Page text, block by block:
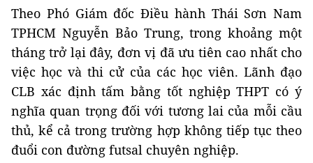
Theo Phó Giám đốc Điều hành Thái Sơn Nam
TPHCM Nguyễn Bảo Trung, trong khoảng một
tháng trở lại đây, đơn vị đã ưu tiên cao nhất cho
việc học và thi cử của các học viên. Lãnh đạo
CLB xác định tấm bằng tốt nghiệp THPT có ý
nghĩa quan trọng đối với tương lai của mỗi cầu
thủ, kể cả trong trường hợp không tiếp tục theo
đuổi con đường futsal chuyên nghiệp.